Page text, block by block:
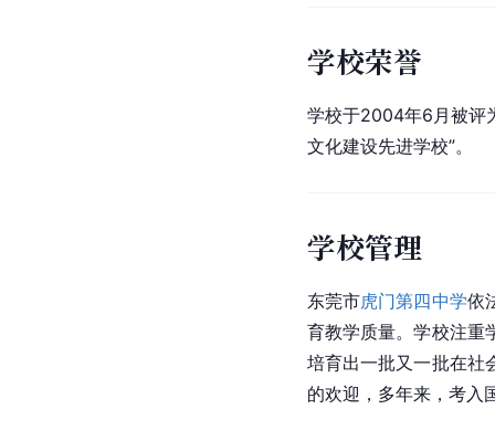
学校荣誉
学校于2004年6月被评
文化建设先进学校”。
学校管理
东莞市虎门第四中学依
育教学质量。学校注重
培育出一批又一批在社
的欢迎，多年来，考入